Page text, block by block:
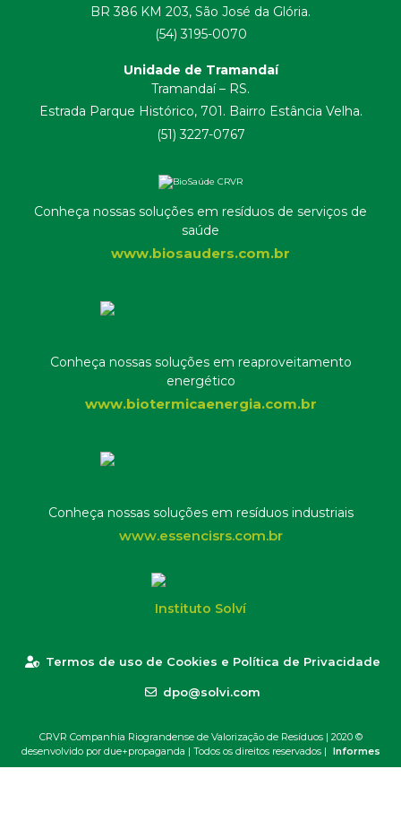
BR 386 KM 203, São José da Glória.
(54) 3195-0070
Unidade de Tramandaí
Tramandaí – RS.
Estrada Parque Histórico, 701. Bairro Estância Velha.
(51) 3227-0767
Conheça nossas soluções em resíduos de serviços de
saúde
www.biosauders.com.br
Conheça nossas soluções em reaproveitamento
energético
www.biotermicaenergia.com.br
Conheça nossas soluções em resíduos industriais
www.essencisrs.com.br
Instituto Solví
Termos de uso de Cookies e Política de Privacidade
dpo@solvi.com
CRVR Companhia Riograndense de Valorização de Resíduos | 2020 ©
desenvolvido por due+propaganda | Todos os direitos reservados | Informes